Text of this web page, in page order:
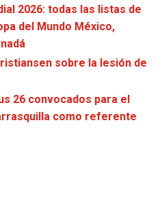
2026: todas las listas de
del Mundo México,
sobre la lesión de
26 convocados para el
como referente